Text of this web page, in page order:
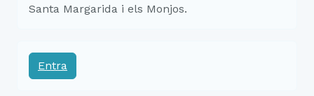
Santa Margarida i els Monjos.
Entra